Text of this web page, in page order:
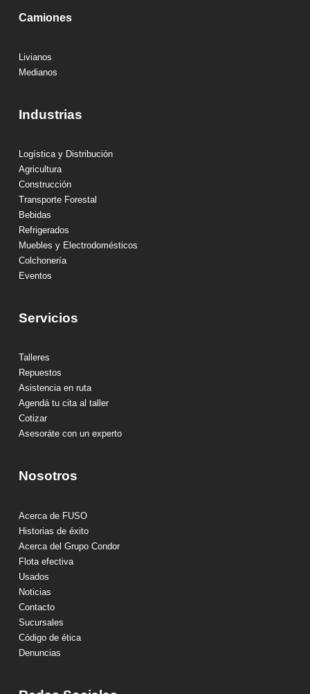
Camiones
Livianos
Medianos
Industrias
Logística y Distribución
Agricultura
Construcción
Transporte Forestal
Bebidas
Refrigerados
Muebles y Electrodomésticos
Colchonería
Eventos
Servicios
Talleres
Repuestos
Asistencia en ruta
Agendá tu cita al taller
Cotizar
Asesoráte con un experto
Nosotros
Acerca de FUSO
Historias de éxito
Acerca del Grupo Condor
Flota efectiva
Usados
Noticias
Contacto
Sucursales
Código de ética
Denuncias